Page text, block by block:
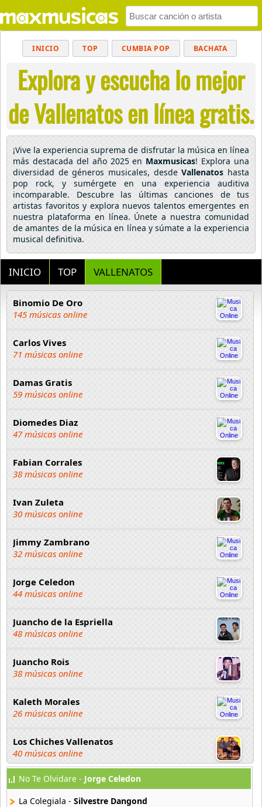
INICIO TOP CUMBIA POP BACHATA
POP MUSICA CRISTIANA REGGAETON
BALADAS ALTERNATIVO ELECTRÓNICA
CUMBIAS
Explora y escucha lo mejor
de Vallenatos en línea gratis.
¡Vive la experiencia suprema de disfrutar la música en línea
más destacada del año 2025 en Maxmusicas! Explora una
diversidad de géneros musicales, desdeVallenatos hasta
pop rock, y sumérgete en una experiencia auditiva
incomparable. Descubre las últimas canciones de tus
artistas favoritos y explora nuevos talentos emergentes en
nuestra plataforma en línea. Únete a nuestra comunidad
de amantes de la música en línea y súmate a la experiencia
musical definitiva.
INICIO TOP VALLENATOS
Binomio De Oro
145 músicas online
Carlos Vives
71 músicas online
Damas Gratis
59 músicas online
Diomedes Diaz
47 músicas online
Fabian Corrales
38 músicas online
Ivan Zuleta
30 músicas online
Jimmy Zambrano
32 músicas online
Jorge Celedon
44 músicas online
Juancho de la Espriella
48 músicas online
Juancho Rois
38 músicas online
Kaleth Morales
26 músicas online
Los Chiches Vallenatos
40 músicas online
Los Diablitos
47 músicas online
No Te Olvidare - Jorge Celedon
La Colegiala - Silvestre Dangond